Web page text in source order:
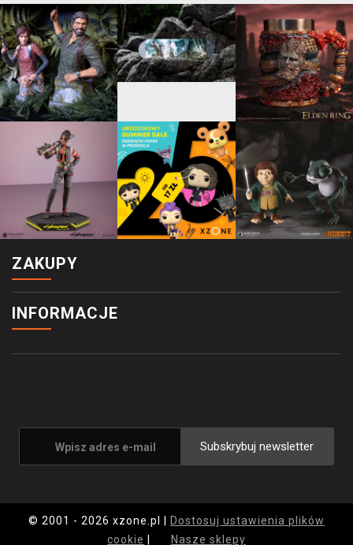
ZAKUPY
INFORMACJE
Subskrybuj newsletter
© 2001 - 2026 xzone.pl |
Dostosuj ustawienia plików
cookie
Nasze sklepy